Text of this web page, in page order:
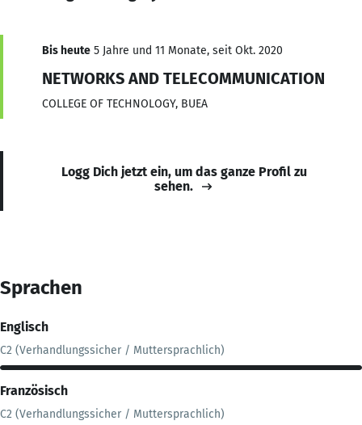
Bis heute 5 Jahre und 11 Monate, seit Okt. 2020
NETWORKS AND TELECOMMUNICATION
COLLEGE OF TECHNOLOGY, BUEA
Logg Dich jetzt ein, um das ganze Profil zu
sehen.
Sprachen
Englisch
C2 (Verhandlungssicher / Muttersprachlich)
Französisch
C2 (Verhandlungssicher / Muttersprachlich)